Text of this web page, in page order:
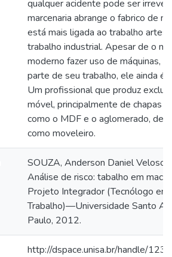
qualquer acidente pode ser
marcenaria abrange o fabrico de
está mais ligada ao trabalho
trabalho industrial. Apesar de o
moderno fazer uso de máquinas,
parte de seu trabalho, ele ainda é
Um profissional que produz
móvel, principalmente de chapas
como o MDF e o aglomerado,
como moveleiro.
SOUZA, Anderson Daniel Veloso
Análise de risco: tabalho em
Projeto Integrador (Tecnólogo em
Trabalho)—Universidade Santo
Paulo, 2012.
http://dspace.unisa.br/handle/